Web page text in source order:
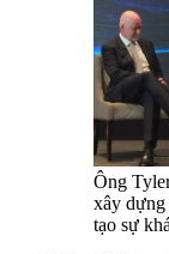
Ông
xây dựng
tạo sự